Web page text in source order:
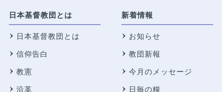
日本基督教団とは
日本基督教団とは
信仰告白
教憲
沿革
新着情報
お知らせ
教団新報
今月のメッセージ
日毎の糧